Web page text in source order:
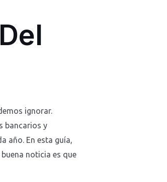
ignorar.
bancarios y
año. En esta guía,
noticia es que